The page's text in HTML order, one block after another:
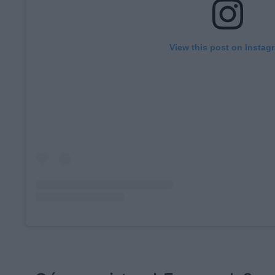
View this post on